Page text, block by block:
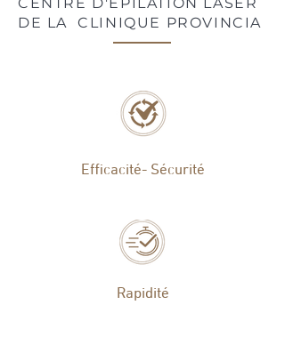
DE LA CLINIQUE PROVINCIA
Efficacité- Sécurité
Rapidité